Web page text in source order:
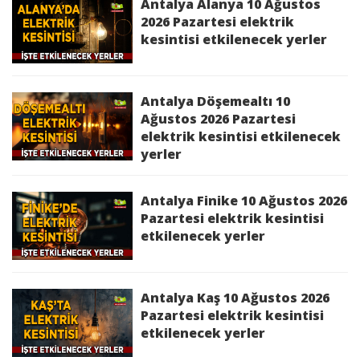
Aksu 6 Temmuz 2026 Pazartesi elektrik
kesintisinden etkilenecek yerler
kesintisinden etkilenecek yerler
Antalya Alanya 10 Ağustos
2026 Pazartesi elektrik
kesintisi etkilenecek yerler
Antalya Döşemealtı 10
Ağustos 2026 Pazartesi
elektrik kesintisi etkilenecek
yerler
Antalya Finike 10 Ağustos 2026
Pazartesi elektrik kesintisi
etkilenecek yerler
Antalya Kaş 10 Ağustos 2026
Pazartesi elektrik kesintisi
etkilenecek yerler